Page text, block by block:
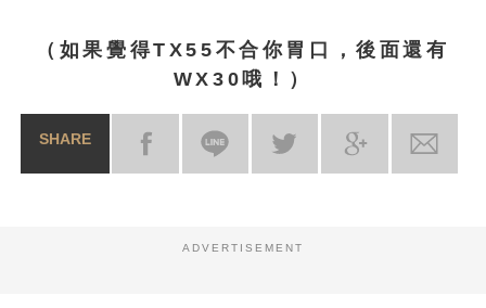
（如果覺得TX55不合你胃口，後面還有
WX30哦！）
SHARE
ADVERTISEMENT